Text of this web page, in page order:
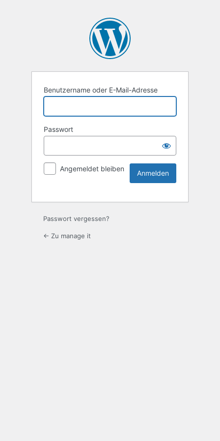
Benutzername oder E-Mail-Adresse
Passwort
Angemeldet bleiben
Passwort vergessen?
← Zu manage it